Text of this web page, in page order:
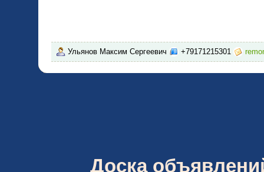
Ульянов Максим Сергеевич +79171215301
Доска